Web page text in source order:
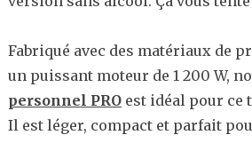
Fabriqué avec des matériaux de
un puissant moteur de 1 200 W,
personnel PROest idéal pour ce
Il est léger, compact et parfait